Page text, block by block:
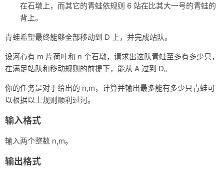
在石墩上，而其它的青蛙依规则 6 站在比其大一号的青蛙的
背上。
青蛙希望最终能够全部移动到 D 上，并完成站队。
设河心有 m 片荷叶和 n 个石墩，请求出这队青蛙至多有多少只，
在满足站队和移动规则的前提下，能从 A 过到 D。
你的任务是对于给出的 n,m，计算并输出最多能有多少只青蛙可
以根据以上规则顺利过河。
输入格式
输入两个整数 n,m。
输出格式